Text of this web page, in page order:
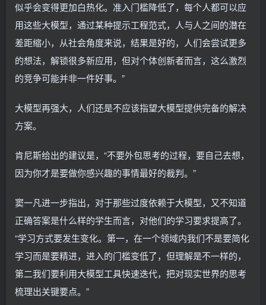
似乎会变得更加白热化。准入门槛降低了，每个人都可以应
用这些大模型，通过某种提示工程范式，人与人之间的潜在
差距缩小，从社会角度来说，结果是好的，人们会尝试更多
的想法，解锁很多新应用，但对个体创新者而言，这么激烈
的竞争可能并非一件好事。”
大模型再强大，人们还是不应该指望大模型提供完备的解决
方案。
肯尼斯给出的建议是，“不要外包思考的过程，要自己去想，
因为你才是要做你感兴趣的事情最好的裁判。”
窦一凡进一步指出，对于那些过度依赖于大模型，又不知道
正确答案是什么样的学生而言，对他们的学习要求提高了。
“学习方式要发生变化。第一，在一个领域内我们不是要简化
学习而是要精进，进入的门槛变低了，但理解是不一样的，
第二我们要利用大模型工具快速迭代，把对现实世界的思考
梳理出关键要点。”